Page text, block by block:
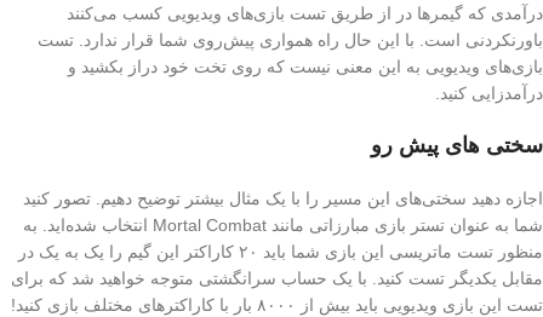
درآمدی که گیمرها در از طریق تست بازی‌های ویدیویی کسب می‌کنند
باورنکردنی است. با این حال راه همواری پیش‌روی شما قرار ندارد. تست
بازی‌های ویدیویی به این معنی نیست که روی تخت خود دراز بکشید و
درآمدزایی کنید.
سختی های پیش رو
اجازه دهید سختی‌های این مسیر را با یک مثال بیشتر توضیح دهیم. تصور کنید
شما به عنوان تستر بازی مبارزاتی مانند Mortal Combat انتخاب شده‌اید. به
منظور تست ماتریسی این بازی شما باید ۲۰ کاراکتر این گیم را یک به یک در
مقابل یکدیگر تست کنید. با یک حساب سرانگشتی متوجه خواهید شد که برای
تست این بازی ویدیویی باید بیش از ۸۰۰۰ بار با کاراکترهای مختلف بازی کنید!